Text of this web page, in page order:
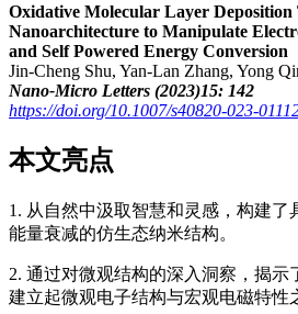
Oxidative Molecular Layer
Nanoarchitecture to Manipulate
and Self Powered Energy Conversion
Jin-Cheng Shu, Yan-Lan Zhang, Yong
Nano-Micro Letters (2023)15: 142
https://doi.org/10.1007/s40820-023-
本文亮点
1. 从自然中汲取智慧和灵感，构建了
能量衰减的仿生态纳米结构。
2. 通过对微观结构的深入洞察，揭示
建立起微观电子结构与宏观电磁特性